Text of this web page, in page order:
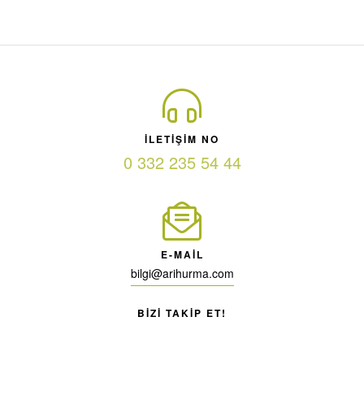
ILETIŞIM NO
0 332 235 54 44
E-MAIL
bilgi@arihurma.com
BIZI TAKIP ET!